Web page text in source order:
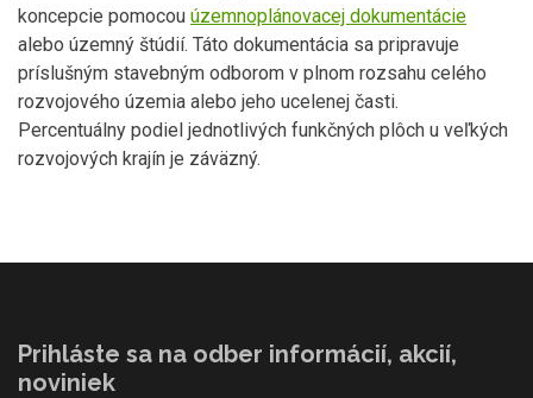
koncepcie pomocou územnoplánovacej dokumentácie
alebo územný štúdií. Táto dokumentácia sa pripravuje
príslušným stavebným odborom v plnom rozsahu celého
rozvojového územia alebo jeho ucelenej časti.
Percentuálny podiel jednotlivých funkčných plôch u veľkých
rozvojových krajín je záväzný.
Prihláste sa na odber informácií, akcií,
noviniek